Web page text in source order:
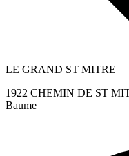
LE GRAND ST MITRE
1922 CHEMIN DE ST
Baume